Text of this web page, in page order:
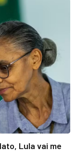
Lula vai me